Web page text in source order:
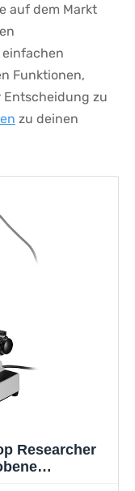
auf dem ​Markt
einfachen
Funktionen,
Entscheidung zu
zu deinen
Researcher